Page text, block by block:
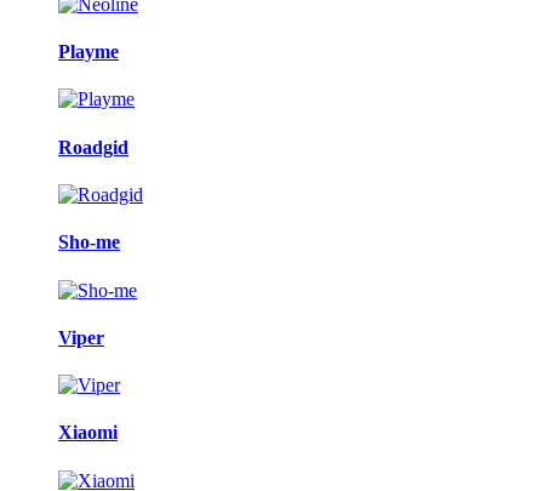
Playme
Roadgid
Sho-me
Viper
Xiaomi